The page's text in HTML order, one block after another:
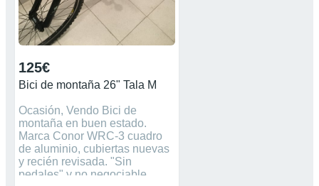
125€
Bici de montaña 26" Tala M
Ocasión, Vendo Bici de
montaña en buen estado.
Marca Conor WRC-3 cuadro
de aluminio, cubiertas nuevas
y recién revisada. "Sin
pedales" y no negociable.